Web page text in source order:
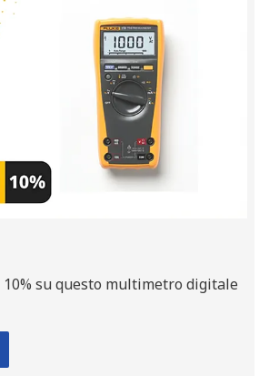
su questo multimetro digitale